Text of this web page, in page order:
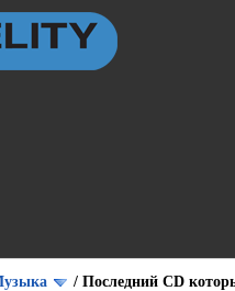
/ Последний CD